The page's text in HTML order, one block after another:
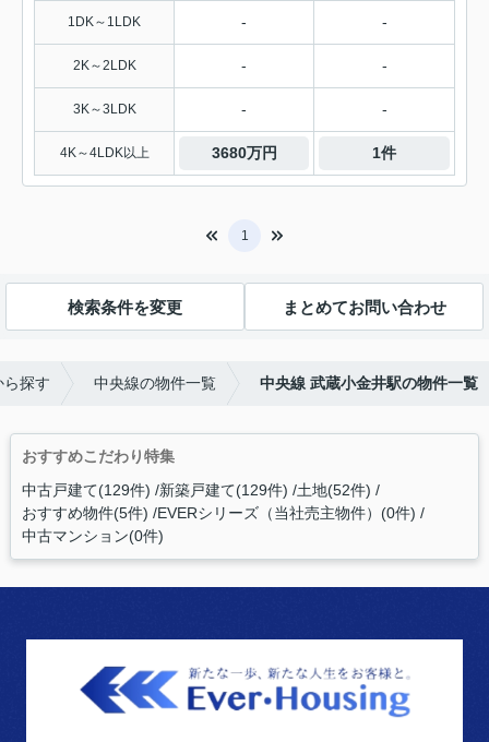
1DK～1LDK - -
2K～2LDK - -
3K～3LDK - -
4K～4LDK以上 3680万円 1件
1
検索条件を変更 まとめてお問い合わせ
ら探す 中央線の物件一覧 中央線 武蔵小金井駅の物件一覧
おすすめこだわり特集
中古戸建て(129件) 新築戸建て(129件) 土地(52件)
おすすめ物件(5件) EVERシリーズ（当社売主物件）(0件)
中古マンション(0件)